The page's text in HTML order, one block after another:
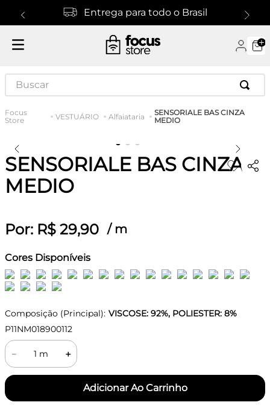
Entrega para todo o Brasil
Buscar
VESTUÁRIO Alfaiataria
SENSORIALE BAS CINZA
MEDIO
SENSORIALE BAS CINZA
MEDIO
Por: R$ 29,90 / m
Cores Disponíveis
Composição (Principal): VISCOSE: 92%, POLIESTER: 8%
P11NM018900112
＋
－